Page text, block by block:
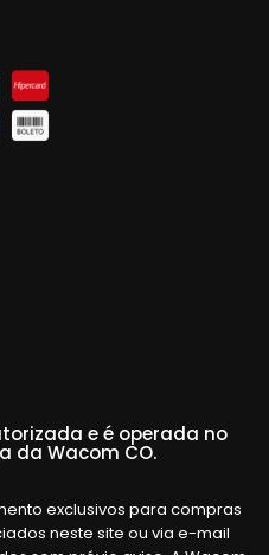
e é operada no
da Wacom CO.
exclusivos para compras
neste site ou via e-mail